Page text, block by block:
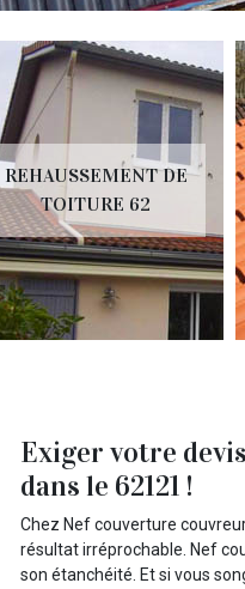
REHAUSSEMENT DE
TOITURE 62
Exiger votre
dans le 62121 !
Chez Nef couverture
résultat irréprochable. Nef
son étanchéité. Et si vous